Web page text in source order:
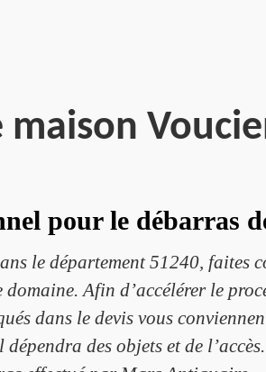
pour le débarras
le département 51240, faites
Afin d’accélérer le
dans le devis vous
des objets et de